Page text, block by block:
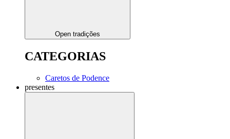
Open tradições
CATEGORIAS
Caretos de Podence
presentes